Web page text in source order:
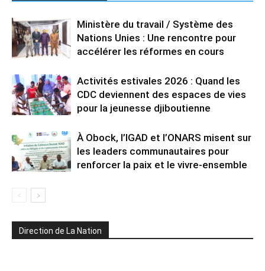
Ministère du travail / Système des
Nations Unies : Une rencontre pour
accélérer les réformes en cours
Activités estivales 2026 : Quand les
CDC deviennent des espaces de vies
pour la jeunesse djiboutienne
À Obock, l’IGAD et l’ONARS misent sur
les leaders communautaires pour
renforcer la paix et le vivre-ensemble
Direction de La Nation